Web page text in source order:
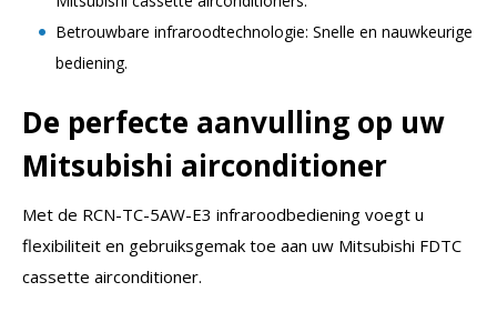
Betrouwbare infraroodtechnologie: Snelle en nauwkeurige
bediening.
De perfecte aanvulling op uw
Mitsubishi airconditioner
Met de RCN-TC-5AW-E3 infraroodbediening voegt u
flexibiliteit en gebruiksgemak toe aan uw Mitsubishi FDTC
cassette airconditioner.